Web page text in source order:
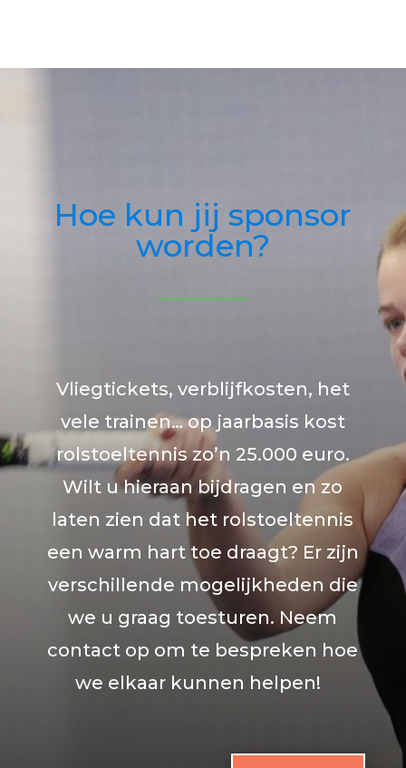
Hoe kun jij sponsor
worden?
Vliegtickets, verblijfkosten, het
vele trainen… op jaarbasis kost
rolstoeltennis zo’n 25.000 euro.
Wilt u hieraan bijdragen en zo
laten zien dat het rolstoeltennis
een warm hart toe draagt? Er zijn
verschillende mogelijkheden die
we u graag toesturen. Neem
contact op om te bespreken hoe
we elkaar kunnen helpen!